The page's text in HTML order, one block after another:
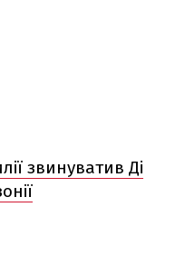
звинуватив Ді